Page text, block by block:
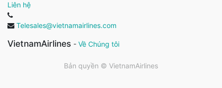
Liên hệ
Telesales@vietnamairlines.com
VietnamAirlines - Về Chúng tôi
Bản quyền © VietnamAirlines